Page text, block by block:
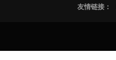
友情链接：